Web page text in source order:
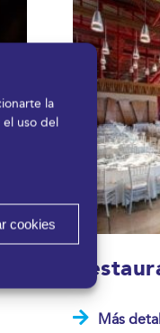
la
el uso del
cookies
Más